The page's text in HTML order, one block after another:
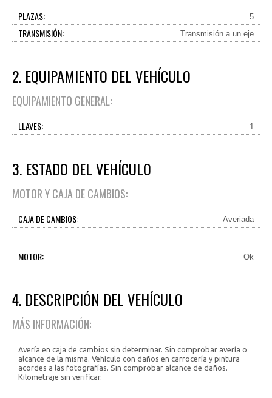
PLAZAS: 5
TRANSMISIÓN: Transmisión a un eje
2. EQUIPAMIENTO DEL VEHÍCULO
EQUIPAMIENTO GENERAL:
LLAVES: 1
3. ESTADO DEL VEHÍCULO
MOTOR Y CAJA DE CAMBIOS:
CAJA DE CAMBIOS: Averiada
MOTOR: Ok
4. DESCRIPCIÓN DEL VEHÍCULO
MÁS INFORMACIÓN:
Avería en caja de cambios sin determinar. Sin comprobar avería o
alcance de la misma. Vehículo con daños en carrocería y pintura
acordes a las fotografías. Sin comprobar alcance de daños.
Kilometraje sin verificar.